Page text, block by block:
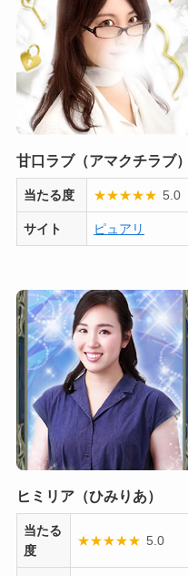
甘口ラブ（アマクチラブ）
当たる度 ★★★★★ 5.0
サイト ピュアリ
ヒミリア（ひみりあ）
当たる
度
★★★★★ 5.0